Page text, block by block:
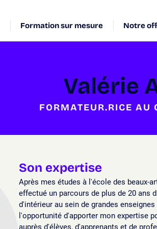
Formation sur mesure Notre
Valérie
FORMATEUR.RICE AU
Son expertise
Après mes études à l'école des beaux-
effectué un parcours de plus de 20 ans
d'intérieur au sein de grandes
l'opportunité d'apporter mon expertise
auprès d'élèves, d'apprenants et de